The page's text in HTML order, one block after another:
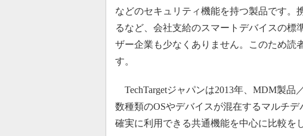
などのセキュリティ機能を持つ製品です。
るなど、会社支給のスマートデバイスの標
ザー企業も少なくありません。このため読
す。
TechTargetジャパンは2013年、MDM製品
数種類のOSやデバイスが混在するマルチ
確実に利用できる共通機能を中心に比較を